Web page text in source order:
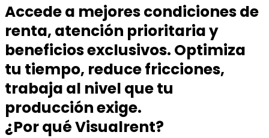
Accede a mejores condiciones de
renta, atención prioritaria y
beneficios exclusivos. Optimiza
tu tiempo, reduce fricciones,
trabaja al nivel que tu
producción exige.
¿Por qué Visualrent?